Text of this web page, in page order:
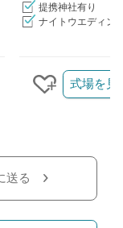
提携神社有り
ナイトウエディン
クリップす
式場を見
送る